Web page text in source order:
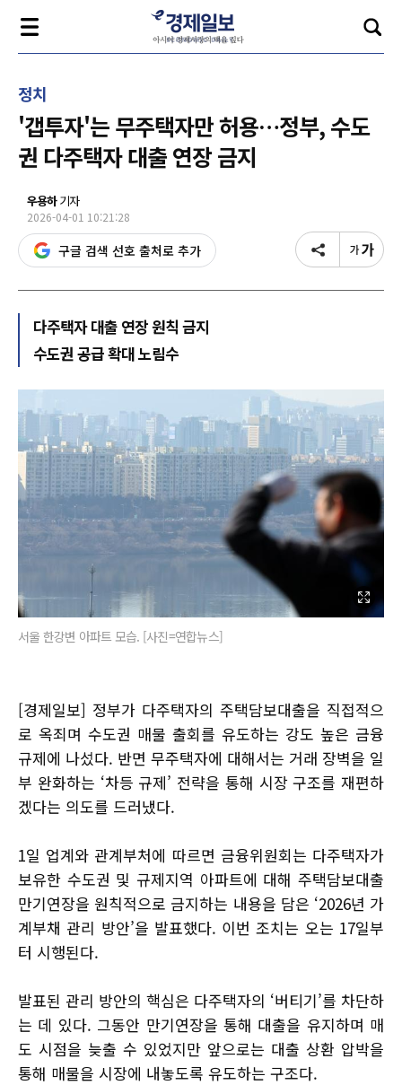
정치
'갭투자'는 무주택자만 허용…정부, 수도
권 다주택자 대출 연장 금지
우용하기자
2026-04-01 10:21:28
구글 검색 선호 출처로 추가
다주택자 대출 연장 원칙 금지
수도권 공급 확대 노림수
서울 한강변 아파트 모습. [사진=연합뉴스]
[경제일보] 정부가 다주택자의 주택담보대출을 직접적으
로 옥죄며 수도권 매물 출회를 유도하는 강도 높은 금융
규제에 나섰다. 반면 무주택자에 대해서는 거래 장벽을 일
부 완화하는 ‘차등 규제’ 전략을 통해 시장 구조를 재편하
겠다는 의도를 드러냈다.
1일 업계와 관계부처에 따르면 금융위원회는 다주택자가
보유한 수도권 및 규제지역 아파트에 대해 주택담보대출
만기연장을 원칙적으로 금지하는 내용을 담은 ‘2026년 가
계부채 관리 방안’을 발표했다. 이번 조치는 오는 17일부
터 시행된다.
발표된 관리 방안의 핵심은 다주택자의 ‘버티기’를 차단하
는 데 있다. 그동안 만기연장을 통해 대출을 유지하며 매
도 시점을 늦출 수 있었지만 앞으로는 대출 상환 압박을
통해 매물을 시장에 내놓도록 유도하는 구조다.